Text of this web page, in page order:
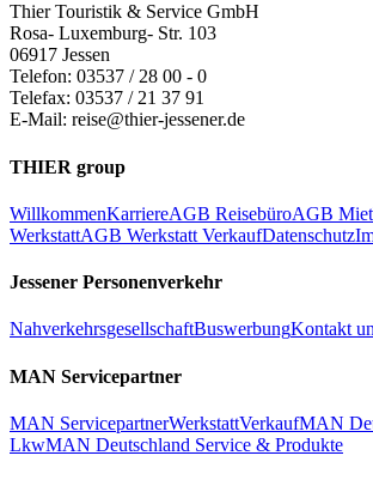
Thier Touristik & Service GmbH
Rosa- Luxemburg- Str. 103
06917 Jessen
Telefon: 03537 / 28 00 - 0
Telefax: 03537 / 21 37 91
E-Mail: reise@thier-jessener.de
THIER group
WillkommenKarriereAGB ReisebüroAGB
WerkstattAGB Werkstatt VerkaufDatenschutz
Jessener Personenverkehr
NahverkehrsgesellschaftBuswerbungKontakt
MAN Servicepartner
MAN ServicepartnerWerkstattVerkaufMAN
LkwMAN Deutschland Service & Produkte